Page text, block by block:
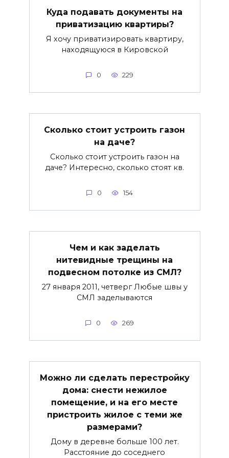
Куда подавать документы на
приватизацию квартиры?
Я хочу приватизировать квартиру,
находящуюся в Кировской
0 229
Сколько стоит устроить газон
на даче?
Сколько стоит устроить газон на
даче? Интересно, сколько стоят кв.
0 154
Чем и как заделать
нитевидные трещины на
подвесном потолке из СМЛ?
27 января 2011, четверг Любые швы у
СМЛ заделываются
0 269
Можно ли сделать перестройку
дома: снести нежилое
помещение, и на его месте
пристроить жилое с теми же
размерами?
Дому в деревне больше 100 лет.
Расстояние до соседнего